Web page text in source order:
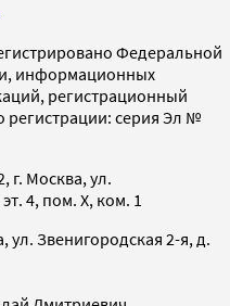
Федеральной
информационных
регистрационный
регистрации: серия Эл №
г. Москва, ул.
4, пом. X, ком. 1
ул. Звенигородская 2-я, д.